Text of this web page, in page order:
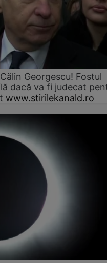
Georgescu! Fostul
dacă va fi judecat
www.stirilekanald.ro